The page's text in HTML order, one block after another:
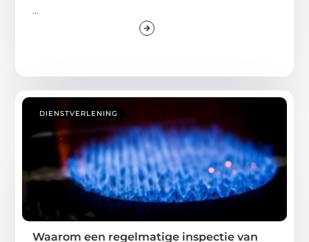
...
DIENSTVERLENING
Waarom een regelmatige inspectie van